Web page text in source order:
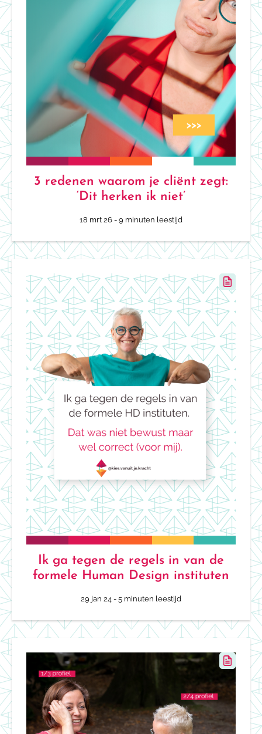
3 redenen waarom je cliënt zegt:
‘Dit herken ik niet’
18 mrt 26 - 9 minuten leestijd
Ik ga tegen de regels in van de
formele Human Design instituten
29 jan 24 - 5 minuten leestijd